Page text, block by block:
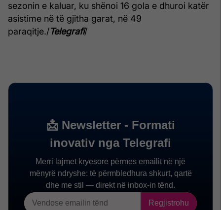
sezonin e kaluar, ku shënoi 16 gola e dhuroi katër
asistime në të gjitha garat, në 49
paraqitje./Telegrafi/